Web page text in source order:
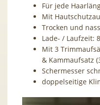
Für jede
Mit
Trocken und
Lade- / Laufzeit:
Mit 3
& Kammaufsatz
Schermesser
doppelseitige